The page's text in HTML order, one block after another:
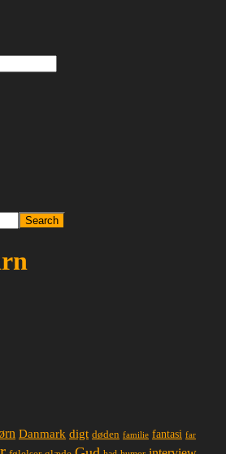
Danmark digt døden familie fantasi far